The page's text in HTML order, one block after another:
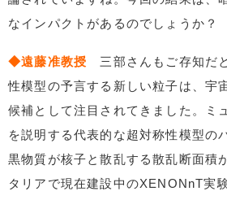
なインパクトがあるのでしょうか？
◆遠藤准教授 三部さんもご存知だ
性模型の予言する新しい粒子は、宇
候補として注目されてきました。ミ
を説明する代表的な超対称性模型の
黒物質が核子と散乱する散乱断面積
タリアで現在建設中のXENONnT実